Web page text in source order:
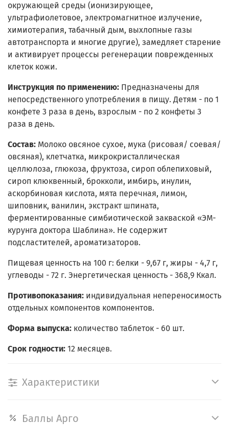
окружающей среды (ионизирующее,
ультрафиолетовое, электромагнитное излучение,
химиотерапия, табачный дым, выхлопные газы
автотранспорта и многие другие), замедляет старение
и активирует процессы регенерации поврежденных
клеток кожи.
Инструкция по применению: Предназначены для
непосредственного употребления в пищу. Детям - по 1
конфете 3 раза в день, взрослым - по 2 конфеты 3
раза в день.
Состав: Молоко овсяное сухое, мука (рисовая/ соевая/
овсяная), клетчатка, микрокристаллическая
целлюлоза, глюкоза, фруктоза, сироп облепиховый,
сироп клюквенный, брокколи, имбирь, инулин,
аскорбиновая кислота, мята перечная, лимон,
шиповник, ванилин, экстракт шпината,
ферментированные симбиотической закваской «ЭМ-
курунга доктора Шаблина». Не содержит
подсластителей, ароматизаторов.
Пищевая ценность на 100 г: белки - 9,67 г, жиры - 4,7 г,
углеводы - 72 г. Энергетическая ценность - 368,9 Ккал.
Противопоказания: индивидуальная непереносимость
отдельных компонентов компонентов.
Форма выпуска: количество таблеток - 60 шт.
Срок годности: 12 месяцев.
Характеристики
Баллы Арго